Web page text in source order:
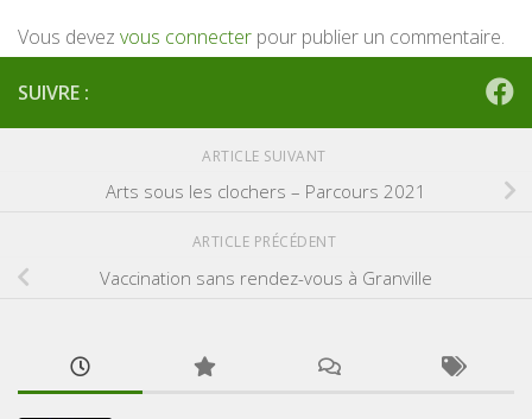
Vous devez vous connecter pour publier un commentaire.
SUIVRE :
ARTICLE SUIVANT
Arts sous les clochers – Parcours 2021
ARTICLE PRÉCÉDENT
Vaccination sans rendez-vous à Granville